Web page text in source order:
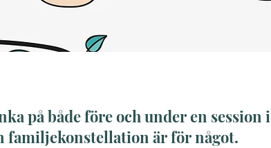
på både före och under en session i
familjekonstellation är för något.